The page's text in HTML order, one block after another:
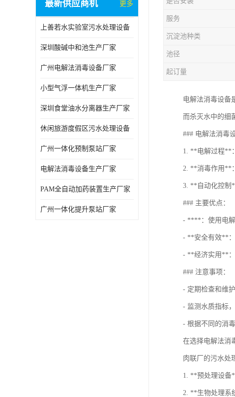
最新供应商机 更多
上善若水实验室污水处理设备
深圳酸碱中和池生产厂家
广州电解法消毒设备厂家
小型气浮一体机生产厂家
深圳食堂油水分离器生产厂家
休闲旅游度假区污水处理设备
广州一体化预制泵站厂家
电解法消毒设备生产厂家
PAM全自动加药装置生产厂家
广州一体化提升泵站厂家
服务
沉淀池种类
池径
起订量
电解法消毒设备
而杀灭水中的细
### 电解法消毒
1. **电解过程**
2. **消毒作用**
3. **自动化控制
### 主要优点：
- ****：使用电解
- **安全有效**：
- **经济实用**：
### 注意事项：
- 定期检查和维
- 监测水质指标
- 根据不同的消
在选择电解法消
肉联厂的污水处
1. **预处理设备
2. **生物处理系